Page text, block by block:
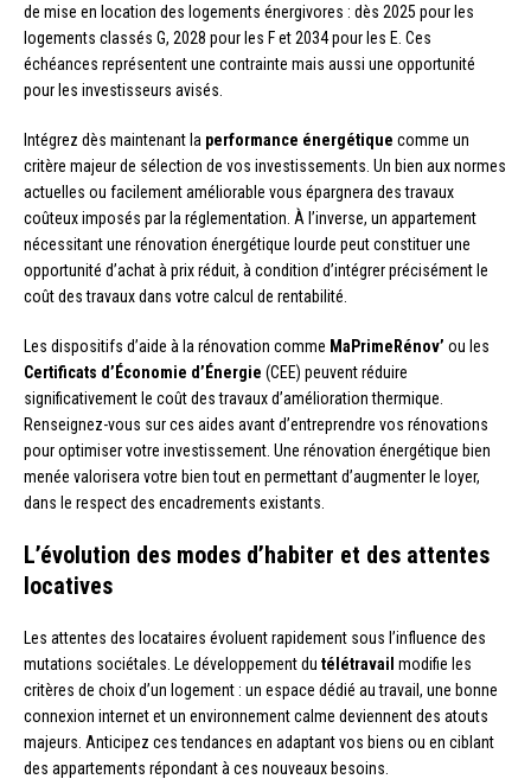
de mise en location des logements énergivores : dès 2025 pour les
logements classés G, 2028 pour les F et 2034 pour les E. Ces
échéances représentent une contrainte mais aussi une opportunité
pour les investisseurs avisés.
Intégrez dès maintenant la performance énergétique comme un
critère majeur de sélection de vos investissements. Un bien aux normes
actuelles ou facilement améliorable vous épargnera des travaux
coûteux imposés par la réglementation. À l’inverse, un appartement
nécessitant une rénovation énergétique lourde peut constituer une
opportunité d’achat à prix réduit, à condition d’intégrer précisément le
coût des travaux dans votre calcul de rentabilité.
Les dispositifs d’aide à la rénovation comme MaPrimeRénov’ ou les
Certificats d’Économie d’Énergie (CEE) peuvent réduire
significativement le coût des travaux d’amélioration thermique.
Renseignez-vous sur ces aides avant d’entreprendre vos rénovations
pour optimiser votre investissement. Une rénovation énergétique bien
menée valorisera votre bien tout en permettant d’augmenter le loyer,
dans le respect des encadrements existants.
L’évolution des modes d’habiter et des attentes
locatives
Les attentes des locataires évoluent rapidement sous l’influence des
mutations sociétales. Le développement du télétravail modifie les
critères de choix d’un logement : un espace dédié au travail, une bonne
connexion internet et un environnement calme deviennent des atouts
majeurs. Anticipez ces tendances en adaptant vos biens ou en ciblant
des appartements répondant à ces nouveaux besoins.